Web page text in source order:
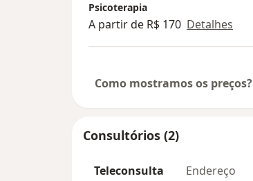
Psicoterapia
A partir de R$ 170 Detalhes
Como mostramos os preços?
Consultórios (2)
Teleconsulta Endereço